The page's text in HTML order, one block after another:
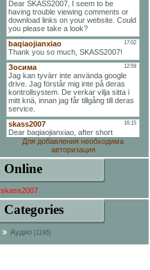
Для добавления необходима
авторизация
Online
skass2007
Categories
Аудио [1196]